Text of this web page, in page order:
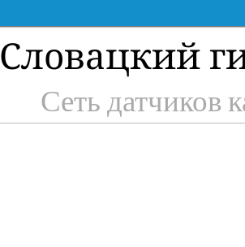
Словацкий
Сеть датчиков